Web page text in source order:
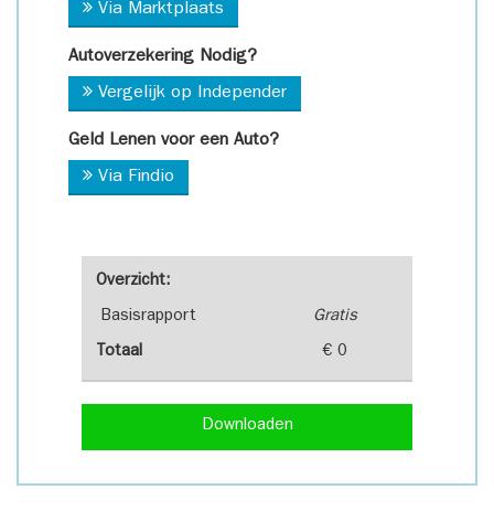
Overzicht:
Basisrapport Gratis
Totaal € 0
Downloaden
Via Marktplaats
Autoverzekering Nodig?
Vergelijk op Independer
Geld Lenen voor een Auto?
Via Findio